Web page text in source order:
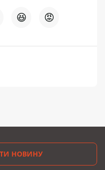
😆 😡
НОВИНУ